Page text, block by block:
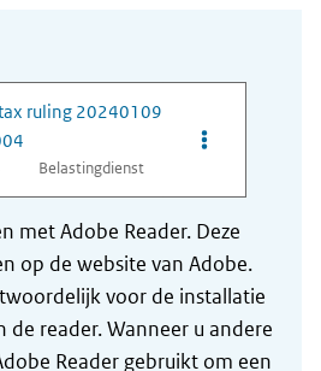
ruling 20240109
Belastingdienst
Opties van
met Adobe Reader. Deze
op de website van Adobe.
voor de installatie
de reader. Wanneer u andere
Reader gebruikt om een